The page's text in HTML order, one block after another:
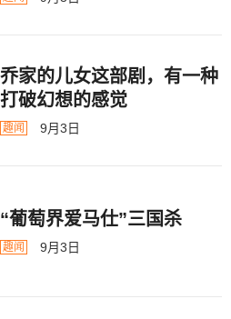
乔家的儿女这部剧，有一种
打破幻想的感觉
趣闻 9月3日
“葡萄界爱马仕”三国杀
趣闻 9月3日